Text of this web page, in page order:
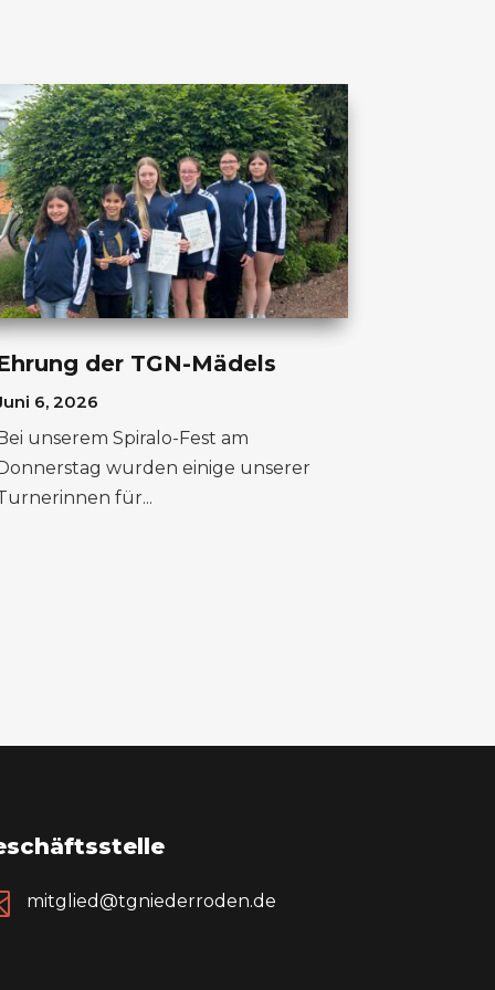
der TGN-Mädels
6, 2026
unserem Spiralo-Fest am
wurden einige unserer
für...
mitglied@tgniederroden.de